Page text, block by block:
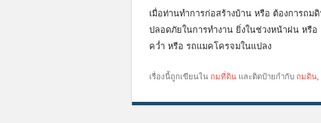
เมื่อท่านทำการก่อสร้างบ้าน หรือ ต้องการถม
ปลอดภัยในการทำงาน ยิ่งในช่วงหน้าฝน หรื
คว่ำ หรือ รถแมคโครจมในแปลง
เรื่องนี้ถูกเขียนใน ถมที่ดิน และติดป้ายกำกับ ถมดิน